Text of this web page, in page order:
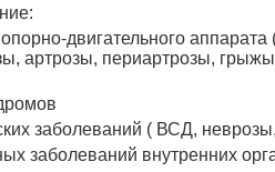
двигательного аппарата
артрозы, периартрозы,
заболеваний ( ВСД,
заболеваний внутренних